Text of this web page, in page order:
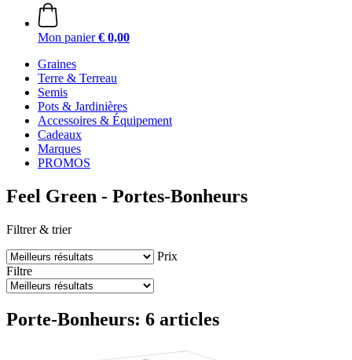
Mon panier € 0,00
Graines
Terre & Terreau
Semis
Pots & Jardinières
Accessoires & Équipement
Cadeaux
Marques
PROMOS
Feel Green - Portes-Bonheurs
Filtrer & trier
Prix
Filtre
Porte-Bonheurs: 6 articles